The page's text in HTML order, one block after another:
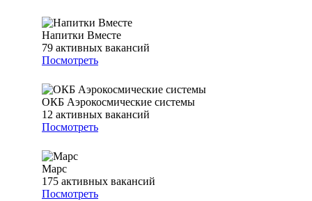
Напитки Вместе
79 активных вакансий
Посмотреть
ОКБ Аэрокосмические системы
12 активных вакансий
Посмотреть
Марс
175 активных вакансий
Посмотреть